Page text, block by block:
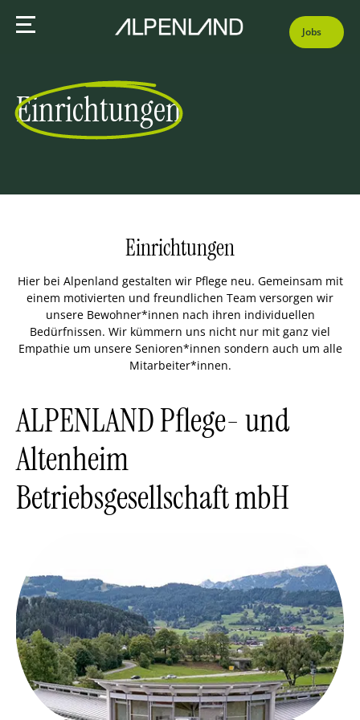
Jobs
Einrichtungen
Einrichtungen
Hier bei Alpenland gestalten wir Pflege neu. Gemeinsam mit
einem motivierten und freundlichen Team versorgen wir
unsere Bewohner*innen nach ihren individuellen
Bedürfnissen. Wir kümmern uns nicht nur mit ganz viel
Empathie um unsere Senioren*innen sondern auch um alle
Mitarbeiter*innen.
ALPENLAND Pflege- und
Altenheim
Betriebsgesellschaft mbH